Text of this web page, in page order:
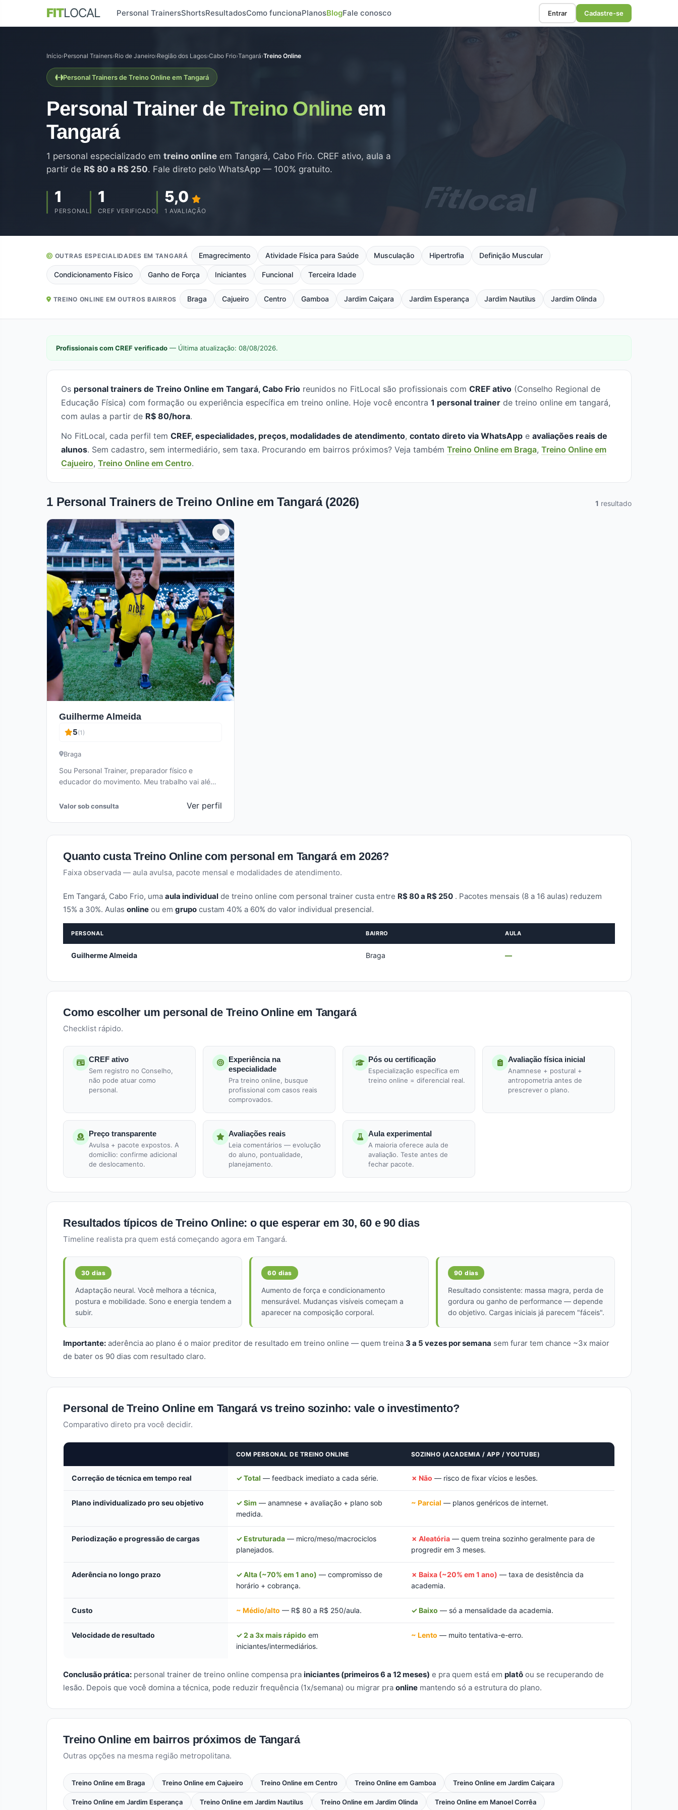
FITLOCAL Personal TrainersShortsResultadosComo funcionaPlanosBlogFale conosco Entrar Cadastre-se
Início›Personal Trainers›Rio de Janeiro›Região dos Lagos›Cabo Frio›Tangará›Treino Online
Personal Trainers de Treino Online em Tangará
Personal Trainer deTreino Online em
Tangará
1 personal especializado em treino online em Tangará, Cabo Frio. CREF ativo, aula a
partir de R$ 80 a R$ 250. Fale direto pelo WhatsApp — 100% gratuito.
1
PERSONAL
1
CREF VERIFICADO
5,0
1 AVALIAÇÃO
OUTRAS ESPECIALIDADES EM TANGARÁ Emagrecimento Atividade Física para Saúde Musculação Hipertrofia Definição Muscular
Condicionamento Físico Ganho de Força Iniciantes Funcional Terceira Idade
TREINO ONLINE EM OUTROS BAIRROS Braga Cajueiro Centro Gamboa Jardim Caiçara Jardim Esperança Jardim Nautilus Jardim Olinda
Profissionais com CREF verificado — Última atualização: 08/08/2026.
Os personal trainers de Treino Online em Tangará, Cabo Frio reunidos no FitLocal são profissionais com CREF ativo (Conselho Regional de
Educação Física) com formação ou experiência específica em treino online. Hoje você encontra 1 personal trainer de treino online em tangará,
com aulas a partir de R$ 80/hora.
No FitLocal, cada perfil tem CREF, especialidades, preços, modalidades de atendimento, contato direto via WhatsApp e avaliações reais de
alunos. Sem cadastro, sem intermediário, sem taxa. Procurando em bairros próximos? Veja também Treino Online em Braga, Treino Online em
Cajueiro, Treino Online em Centro.
1 Personal Trainers de Treino Online em Tangará (2026) 1 resultado
Verificado
Guilherme Almeida
5(1)
Braga
Sou Personal Trainer, preparador físico e
educador do movimento. Meu trabalho vai além
Valor sob consulta Ver perfil
Quanto custa Treino Online com personal em Tangará em 2026?
Faixa observada — aula avulsa, pacote mensal e modalidades de atendimento.
Em Tangará, Cabo Frio, uma aula individual de treino online com personal trainer custa entre R$ 80 a R$ 250 . Pacotes mensais (8 a 16 aulas) reduzem
15% a 30%. Aulas online ou em grupo custam 40% a 60% do valor individual presencial.
PERSONAL BAIRRO AULA
Guilherme Almeida Braga —
Como escolher um personal de Treino Online em Tangará
Checklist rápido.
CREF ativo
Sem registro no Conselho,
não pode atuar como
personal.
Experiência na
especialidade
Pra treino online, busque
profissional com casos reais
comprovados.
Pós ou certificação
Especialização específica em
treino online = diferencial real.
Avaliação física inicial
Anamnese + postural +
antropometria antes de
prescrever o plano.
Preço transparente
Avulsa + pacote expostos. A
domicílio: confirme adicional
de deslocamento.
Avaliações reais
Leia comentários — evolução
do aluno, pontualidade,
planejamento.
Aula experimental
A maioria oferece aula de
avaliação. Teste antes de
fechar pacote.
Resultados típicos de Treino Online: o que esperar em 30, 60 e 90 dias
Timeline realista pra quem está começando agora em Tangará.
30 dias
Adaptação neural. Você melhora a técnica,
postura e mobilidade. Sono e energia tendem a
subir.
60 dias
Aumento de força e condicionamento
mensurável. Mudanças visíveis começam a
aparecer na composição corporal.
90 dias
Resultado consistente: massa magra, perda de
gordura ou ganho de performance — depende
do objetivo. Cargas iniciais já parecem "fáceis".
Importante: aderência ao plano é o maior preditor de resultado em treino online — quem treina 3 a 5 vezes por semana sem furar tem chance ~3x maior
de bater os 90 dias com resultado claro.
Personal de Treino Online em Tangará vs treino sozinho: vale o investimento?
Comparativo direto pra você decidir.
COM PERSONAL DE TREINO ONLINE SOZINHO (ACADEMIA / APP / YOUTUBE)
Correção de técnica em tempo real ✓ Total — feedback imediato a cada série. ✗ Não — risco de fixar vícios e lesões.
Plano individualizado pro seu objetivo ✓ Sim — anamnese + avaliação + plano sob
medida.
~ Parcial — planos genéricos de internet.
Periodização e progressão de cargas ✓ Estruturada — micro/meso/macrociclos
planejados.
✗ Aleatória — quem treina sozinho geralmente para de
progredir em 3 meses.
Aderência no longo prazo ✓ Alta (~70% em 1 ano) — compromisso de
horário + cobrança.
✗ Baixa (~20% em 1 ano) — taxa de desistência da
academia.
Custo ~ Médio/alto — R$ 80 a R$ 250/aula. ✓ Baixo — só a mensalidade da academia.
Velocidade de resultado ✓ 2 a 3x mais rápido em
iniciantes/intermediários.
~ Lento — muito tentativa-e-erro.
Conclusão prática: personal trainer de treino online compensa pra iniciantes (primeiros 6 a 12 meses) e pra quem está em platô ou se recuperando de
lesão. Depois que você domina a técnica, pode reduzir frequência (1x/semana) ou migrar pra online mantendo só a estrutura do plano.
Treino Online em bairros próximos de Tangará
Outras opções na mesma região metropolitana.
Treino Online em Braga Treino Online em Cajueiro Treino Online em Centro Treino Online em Gamboa Treino Online em Jardim Caiçara
Treino Online em Jardim Esperança Treino Online em Jardim Nautilus Treino Online em Jardim Olinda Treino Online em Manoel Corrêa